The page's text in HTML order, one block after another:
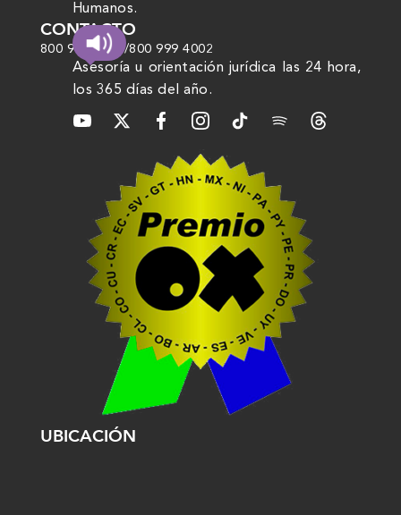
Humanos.
CONTACTO
800 999 4000/800 999 4002
Asesoría u orientación jurídica las 24 hora,
los 365 días del año.
UBICACIÓN